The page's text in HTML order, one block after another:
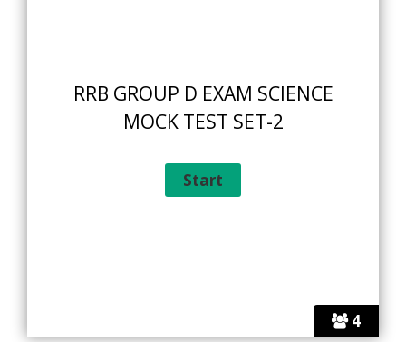
4
RRB GROUP D EXAM SCIENCE
MOCK TEST SET-2